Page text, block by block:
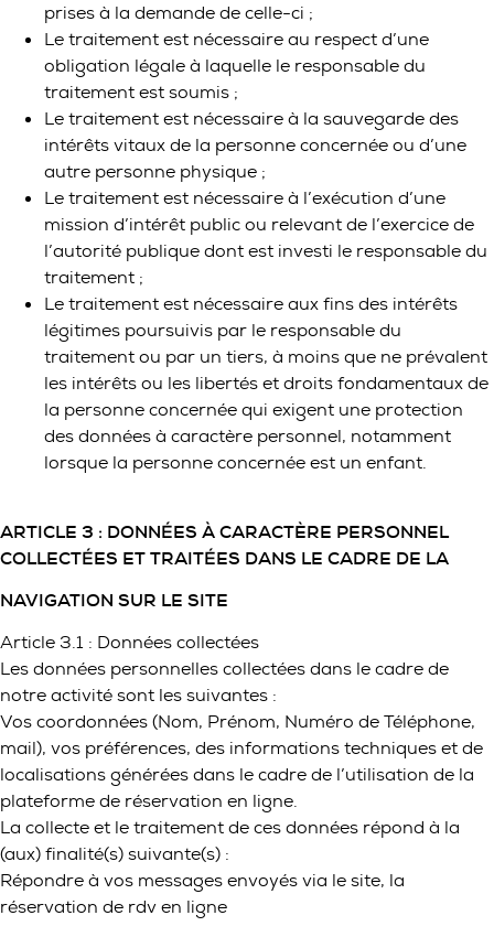
prises à la demande de celle-ci ;
Le traitement est nécessaire au respect d’une
obligation légale à laquelle le responsable du
traitement est soumis ;
Le traitement est nécessaire à la sauvegarde des
intérêts vitaux de la personne concernée ou d’une
autre personne physique ;
Le traitement est nécessaire à l’exécution d’une
mission d’intérêt public ou relevant de l’exercice de
l’autorité publique dont est investi le responsable du
traitement ;
Le traitement est nécessaire aux fins des intérêts
légitimes poursuivis par le responsable du
traitement ou par un tiers, à moins que ne prévalent
les intérêts ou les libertés et droits fondamentaux de
la personne concernée qui exigent une protection
des données à caractère personnel, notamment
lorsque la personne concernée est un enfant.
ARTICLE 3 : DONNÉES À CARACTÈRE PERSONNEL
COLLECTÉES ET TRAITÉES DANS LE CADRE DE LA
NAVIGATION SUR LE SITE
Article 3.1 : Données collectées
Les données personnelles collectées dans le cadre de
notre activité sont les suivantes :
Vos coordonnées (Nom, Prénom, Numéro de Téléphone,
mail), vos préférences, des informations techniques et de
localisations générées dans le cadre de l’utilisation de la
plateforme de réservation en ligne.
La collecte et le traitement de ces données répond à la
(aux) finalité(s) suivante(s) :
Répondre à vos messages envoyés via le site, la
réservation de rdv en ligne